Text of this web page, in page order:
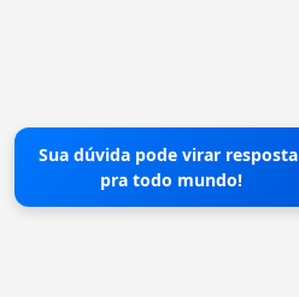
Sua dúvida pode virar resposta
pra todo mundo!